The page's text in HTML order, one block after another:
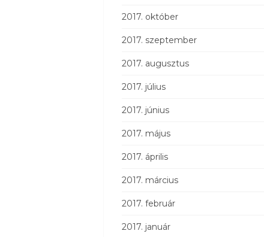
2017. október
2017. szeptember
2017. augusztus
2017. július
2017. június
2017. május
2017. április
2017. március
2017. február
2017. január